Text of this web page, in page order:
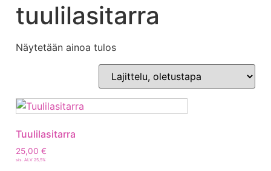
tuulilasitarra
Näytetään ainoa tulos
Tuulilasitarra
25,00 €
sis. ALV 25,5%